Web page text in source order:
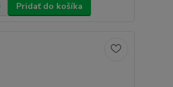
Pridať do košíka